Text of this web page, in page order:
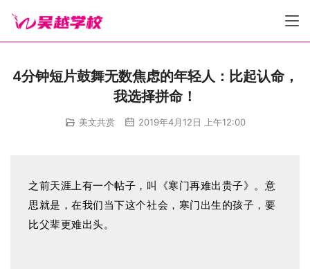
4分钟短片鼓舞无数焦虑的年轻人：比起认命，
我选择拼命！
美文共赏 2019年4月12日 上午12:00
之前天涯上有一个帖子，叫《寒门再难出贵子》。 意
思就是，在我们当下这个社会，寒门出生的孩子，要
比父辈更难出头。